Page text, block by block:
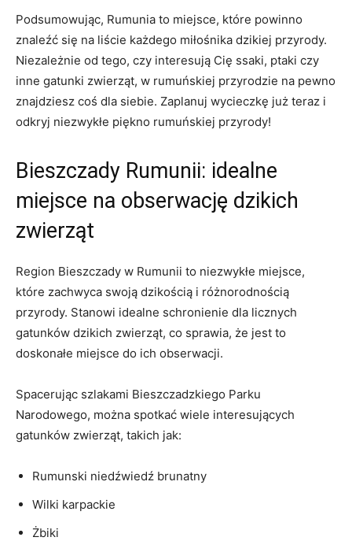
Podsumowując, Rumunia to miejsce, które powinno
znaleźć się na liście każdego miłośnika dzikiej przyrody.
Niezależnie od tego, czy interesują Cię ssaki, ptaki czy
inne gatunki zwierząt, w rumuńskiej przyrodzie na pewno
znajdziesz coś dla siebie. Zaplanuj wycieczkę już teraz i
odkryj niezwykłe piękno rumuńskiej przyrody!
Bieszczady Rumunii: idealne
miejsce na obserwację dzikich
zwierząt
Region Bieszczady w Rumunii to niezwykłe miejsce,
które zachwyca swoją dzikością i różnorodnością
przyrody. Stanowi idealne schronienie dla licznych
gatunków dzikich zwierząt, co sprawia, że jest to
doskonałe miejsce do ich obserwacji.
Spacerując szlakami Bieszczadzkiego Parku
Narodowego, można spotkać wiele interesujących
gatunków zwierząt, takich jak:
Rumunski niedźwiedź brunatny
Wilki karpackie
Żbiki